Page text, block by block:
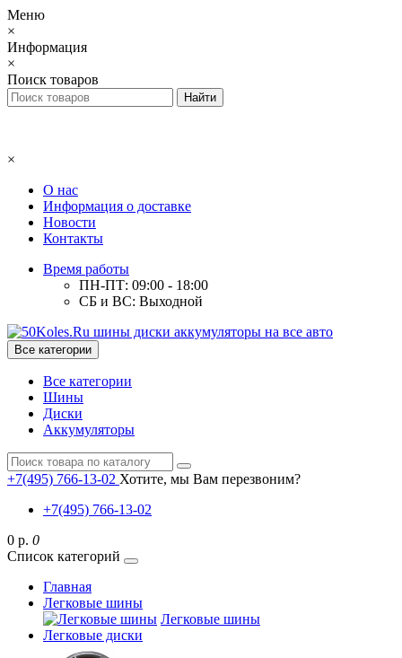
Меню
×
Информация
×
Поиск товаров
×
О нас
Информация о доставке
Новости
Контакты
Время работы
ПН-ПТ: 09:00 - 18:00
СБ и ВС: Выходной
Все категории
Все категории
Шины
Диски
Аккумуляторы
+7(495) 766-13-02 Хотите, мы Вам перезвоним?
+7(495) 766-13-02
0 р. 0
Список категорий
Главная
Легковые шины
Легковые шины
Легковые диски